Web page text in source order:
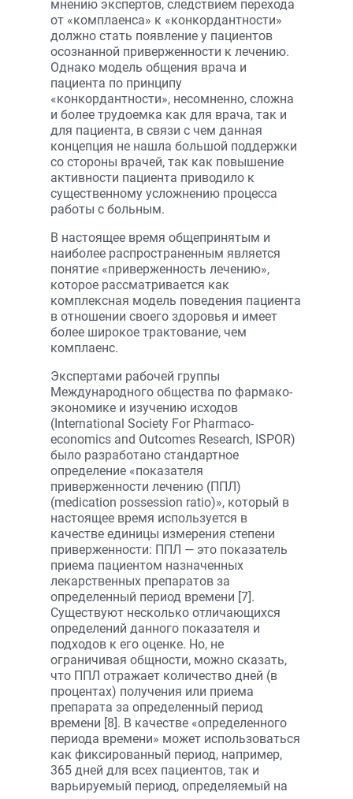
мнению экспертов, следствием перехода
от «комплаенса» к «конкордантности»
должно стать появление у пациентов
осознанной приверженности к лечению.
Однако модель общения врача и
пациента по принципу
«конкордантности», несомненно, сложна
и более трудоемка как для врача, так и
для пациента, в связи с чем данная
концепция не нашла большой поддержки
со стороны врачей, так как повышение
активности пациента приводило к
существенному усложнению процесса
работы с больным.
В настоящее время общепринятым и
наиболее распространенным является
понятие «приверженность лечению»,
которое рассматривается как
комплексная модель поведения пациента
в отношении своего здоровья и имеет
более широкое трактование, чем
комплаенс.
Экспертами рабочей группы
Международного общества по фармако­
экономике и изучению исходов
(International Society For Pharmaco­
economics and Outcomes Research, ISPOR)
было разработано стандартное
определение «показателя
приверженности лечению (ППЛ)
(medication possession ratio)», который в
настоящее время используется в
качестве единицы измерения степени
приверженности: ППЛ — это показатель
приема пациентом назначенных
лекарственных препаратов за
определенный период времени [7].
Существуют несколько отличающихся
определений данного показателя и
подходов к его оценке. Но, не
ограничивая общности, можно сказать,
что ППЛ отражает количество дней (в
процентах) получения или приема
препарата за определенный период
времени [8]. В качестве «определенного
периода времени» может использоваться
как фиксированный период, например,
365 дней для всех пациентов, так и
варьируемый период, определяемый на